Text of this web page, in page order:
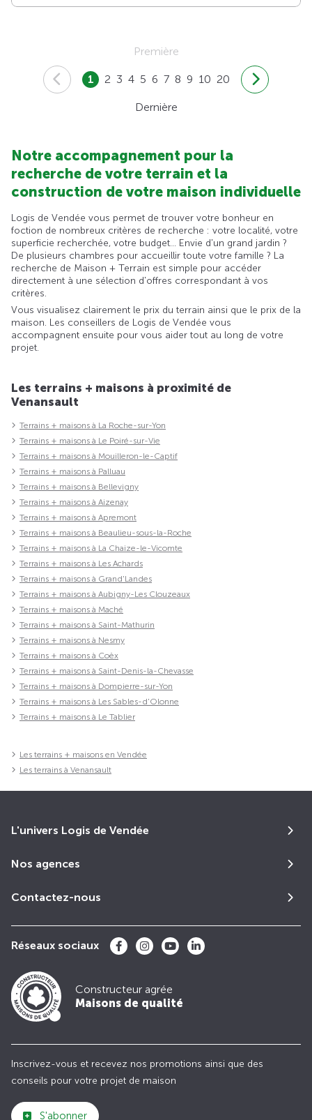
Première
1 2 3 4 5 6 7 8 9 10 20
Dernière
Notre accompagnement pour la
recherche de votre terrain et la
construction de votre maison individuelle
Logis de Vendée vous permet de trouver votre bonheur en
foction de nombreux critères de recherche : votre localité, votre
superficie recherchée, votre budget... Envie d'un grand jardin ?
De plusieurs chambres pour accueillir toute votre famille ? La
recherche de Maison + Terrain est simple pour accéder
directement à une sélection d'offres correspondant à vos
critères.
Vous visualisez clairement le prix du terrain ainsi que le prix de la
maison. Les conseillers de Logis de Vendée vous
accompagnent ensuite pour vous aider tout au long de votre
projet.
Les terrains + maisons à proximité de
Venansault
Terrains + maisons à La Roche-sur-Yon
Terrains + maisons à Le Poiré-sur-Vie
Terrains + maisons à Mouilleron-le-Captif
Terrains + maisons à Palluau
Terrains + maisons à Bellevigny
Terrains + maisons à Aizenay
Terrains + maisons à Apremont
Terrains + maisons à Beaulieu-sous-la-Roche
Terrains + maisons à La Chaize-le-Vicomte
Terrains + maisons à Les Achards
Terrains + maisons à Grand'Landes
Terrains + maisons à Aubigny-Les Clouzeaux
Terrains + maisons à Maché
Terrains + maisons à Saint-Mathurin
Terrains + maisons à Nesmy
Terrains + maisons à Coëx
Terrains + maisons à Saint-Denis-la-Chevasse
Terrains + maisons à Dompierre-sur-Yon
Terrains + maisons à Les Sables-d'Olonne
Terrains + maisons à Le Tablier
Les terrains + maisons en Vendée
Les terrains à Venansault
L'univers Logis de Vendée
Nos agences
Contactez-nous
Réseaux sociaux
Constructeur agrée
Maisons de qualité
Inscrivez-vous et recevez nos promotions ainsi que des
conseils pour votre projet de maison
S'abonner